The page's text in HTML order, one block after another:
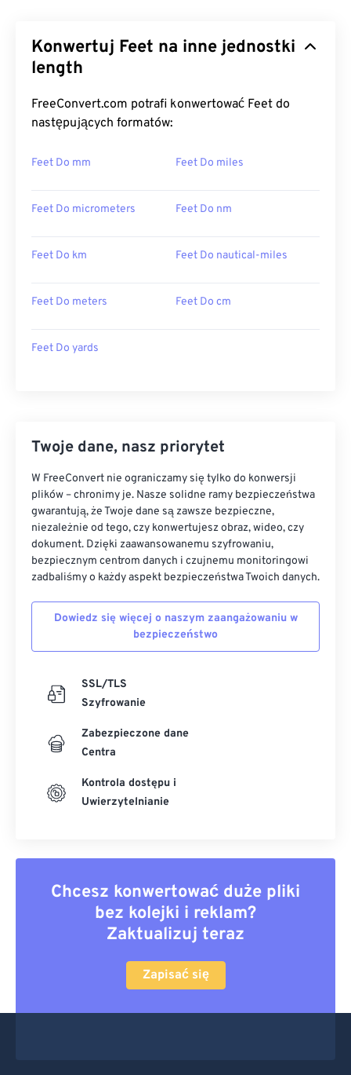
Konwertuj Feet na inne jednostki
length
FreeConvert.com potrafi konwertować Feet do
następujących formatów:
Feet Do mm Feet Do miles
Feet Do micrometers Feet Do nm
Feet Do km Feet Do nautical-miles
Feet Do meters Feet Do cm
Feet Do yards
Twoje dane, nasz priorytet
W FreeConvert nie ograniczamy się tylko do konwersji
plików – chronimy je. Nasze solidne ramy bezpieczeństwa
gwarantują, że Twoje dane są zawsze bezpieczne,
niezależnie od tego, czy konwertujesz obraz, wideo, czy
dokument. Dzięki zaawansowanemu szyfrowaniu,
bezpiecznym centrom danych i czujnemu monitoringowi
zadbaliśmy o każdy aspekt bezpieczeństwa Twoich danych.
Dowiedz się więcej o naszym zaangażowaniu w
bezpieczeństwo
SSL/TLS
Szyfrowanie
Zabezpieczone dane
Centra
Kontrola dostępu i
Uwierzytelnianie
Chcesz konwertować duże pliki
bez kolejki i reklam?
Zaktualizuj teraz
Zapisać się